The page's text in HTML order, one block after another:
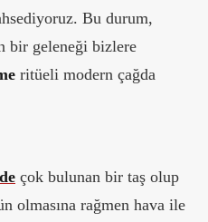
Bu durum,
bir geleneği bizlere
ritüeli modern çağda
çok bulunan bir taş olup
olmasına rağmen hava ile